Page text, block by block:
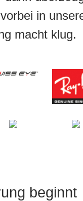
in
macht klug.
beginnt